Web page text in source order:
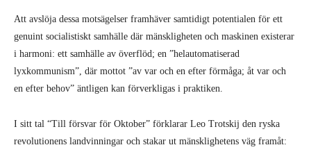
Att avslöja dessa motsägelser framhäver samtidigt potentialen för ett
genuint socialistiskt samhälle där mänskligheten och maskinen existerar
i harmoni: ett samhälle av överflöd; en ”helautomatiserad
lyxkommunism”, där mottot ”av var och en efter förmåga; åt var och
en efter behov” äntligen kan förverkligas i praktiken.
I sitt tal “Till försvar för Oktober” förklarar Leo Trotskij den ryska
revolutionens landvinningar och stakar ut mänsklighetens väg framåt: